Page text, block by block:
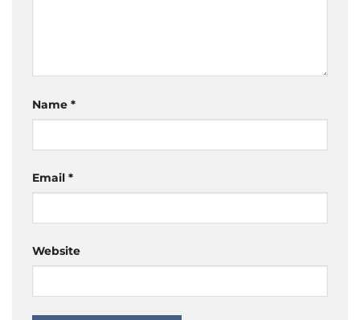
Name *
Email *
Website